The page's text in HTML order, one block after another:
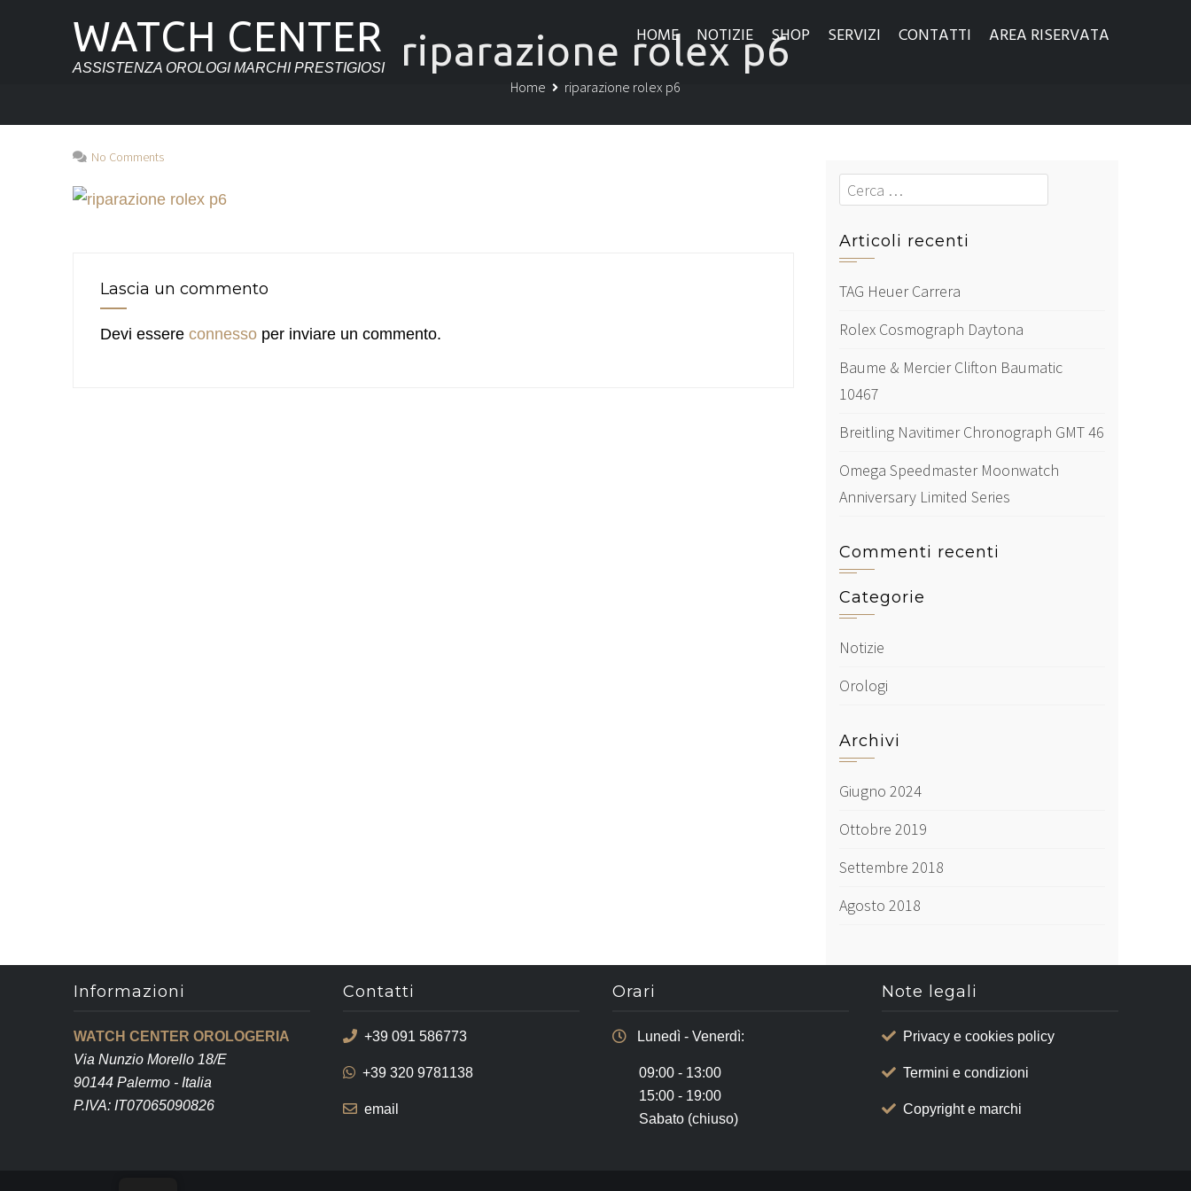
WATCH CENTER
ASSISTENZA OROLOGI MARCHI PRESTIGIOSI
HOME NOTIZIE SHOP SERVIZI CONTATTI AREA RISERVATA
riparazione rolex p6
Home riparazione rolex p6
No Comments
Lascia un commento
Devi essere connesso per inviare un commento.
Cerca
Articoli recenti
TAG Heuer Carrera
Rolex Cosmograph Daytona
Baume & Mercier Clifton Baumatic
10467
Breitling Navitimer Chronograph GMT 46
Omega Speedmaster Moonwatch
Anniversary Limited Series
Commenti recenti
Categorie
Notizie
Orologi
Archivi
Giugno 2024
Ottobre 2019
Settembre 2018
Agosto 2018
Informazioni
WATCH CENTER OROLOGERIA
Via Nunzio Morello 18/E
90144 Palermo - Italia
P.IVA: IT07065090826
Contatti
+39 091 586773
+39 320 9781138
email
Orari
Lunedì - Venerdì:
09:00 - 13:00
15:00 - 19:00
Sabato (chiuso)
Note legali
Privacy e cookies policy
Termini e condizioni
Copyright e marchi